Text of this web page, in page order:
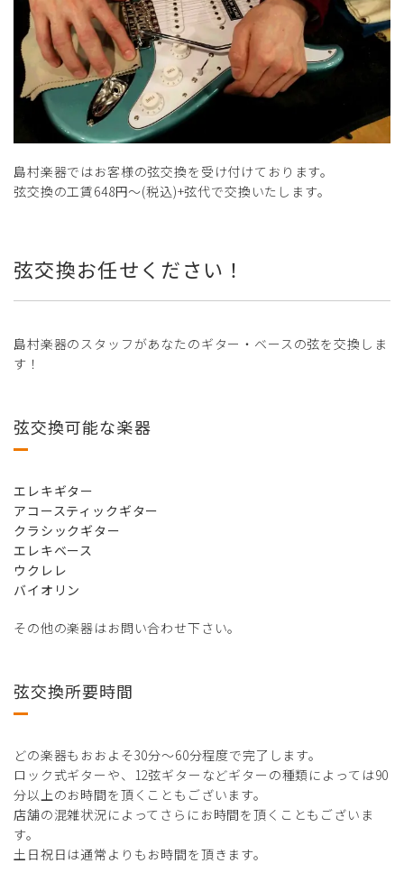
島村楽器ではお客様の弦交換を受け付けております。
弦交換の工賃648円～(税込)+弦代で交換いたします。
弦交換お任せください！
島村楽器のスタッフがあなたのギター・ベースの弦を交換しま
す！
弦交換可能な楽器
エレキギター
アコースティックギター
クラシックギター
エレキベース
ウクレレ
バイオリン
その他の楽器はお問い合わせ下さい。
弦交換所要時間
どの楽器もおおよそ30分～60分程度で完了します。
ロック式ギターや、12弦ギターなどギターの種類によっては90
分以上のお時間を頂くこともございます。
店舗の混雑状況によってさらにお時間を頂くこともございま
す。
土日祝日は通常よりもお時間を頂きます。